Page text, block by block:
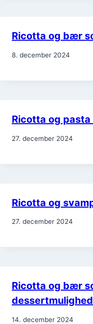
Ricotta og bær
8. december 2024
Ricotta og
27. december 2024
Ricotta og
27. december 2024
Ricotta og bær
dessertmulighed
14. december 2024